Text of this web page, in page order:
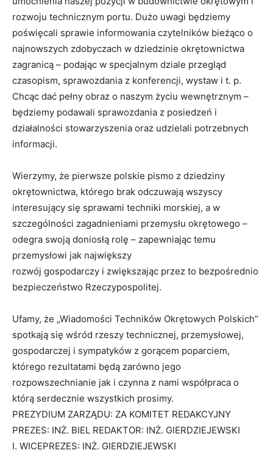
rozwoju technicznym portu. Dużo uwagi będziemy
poświęcali sprawie informowania czytelników bieżąco o
najnowszych zdobyczach w dziedzinie okrętownictwa
zagranicą – podając w specjalnym dziale przegląd
czasopism, sprawozdania z konferencji, wystaw i t. p.
Chcąc dać pełny obraz o naszym życiu wewnętrznym –
będziemy podawali sprawozdania z posiedzeń i
działalności stowarzyszenia oraz udzielali potrzebnych
informacji.
Wierzymy, że pierwsze polskie pismo z dziedziny
okrętownictwa, którego brak odczuwają wszyscy
interesujący się sprawami techniki morskiej, a w
szczególności zagadnieniami przemysłu okrętowego –
odegra swoją doniosłą rolę – zapewniając temu
przemysłowi jak największy
rozwój gospodarczy i zwiększając przez to bezpośrednio
bezpieczeństwo Rzeczypospolitej.
Ufamy, że „Wiadomości Techników Okrętowych Polskich”
spotkają się wśród rzeszy technicznej, przemysłowej,
gospodarczej i sympatyków z gorącem poparciem,
którego rezultatami będą zarówno jego
rozpowszechnianie jak i czynna z nami współpraca o
którą serdecznie wszystkich prosimy.
PREZYDIUM ZARZĄDU: ZA KOMITET REDAKCYJNY
PREZES: INŻ. BIEL REDAKTOR: INŻ. GIERDZIEJEWSKI
I. WICEPREZES: INŻ. GIERDZIEJEWSKI